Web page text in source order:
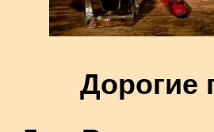
Дорогие